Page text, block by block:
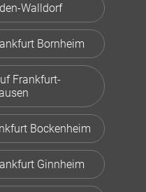
Walldorf
Bornheim
Frankfurt-
Bockenheim
Ginnheim